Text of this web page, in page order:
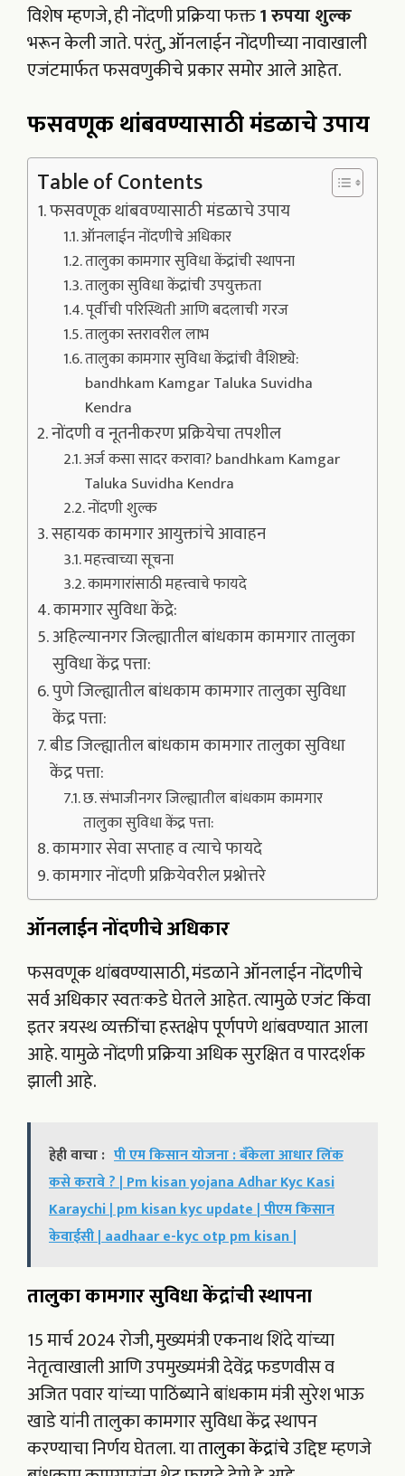
विशेष म्हणजे, ही नोंदणी प्रक्रिया फक्त1 रुपया शुल्क
भरून केली जाते. परंतु, ऑनलाईन नोंदणीच्या नावाखाली
एजंटमार्फत फसवणुकीचे प्रकार समोर आले आहेत.
फसवणूक थांबवण्यासाठी मंडळाचे उपाय
Table of Contents
फसवणूक थांबवण्यासाठी मंडळाचे उपाय
ऑनलाईन नोंदणीचे अधिकार
तालुका कामगार सुविधा केंद्रांची स्थापना
तालुका सुविधा केंद्रांची उपयुक्तता
पूर्वीची परिस्थिती आणि बदलाची गरज
तालुका स्तरावरील लाभ
तालुका कामगार सुविधा केंद्रांची वैशिष्ट्ये:
bandhkam Kamgar Taluka Suvidha
Kendra
नोंदणी व नूतनीकरण प्रक्रियेचा तपशील
अर्ज कसा सादर करावा? bandhkam Kamgar
Taluka Suvidha Kendra
नोंदणी शुल्क
सहायक कामगार आयुक्तांचे आवाहन
महत्त्वाच्या सूचना
कामगारांसाठी महत्त्वाचे फायदे
कामगार सुविधा केंद्रे:
अहिल्यानगर जिल्ह्यातील बांधकाम कामगार तालुका
सुविधा केंद्र पत्ता:
पुणे जिल्ह्यातील बांधकाम कामगार तालुका सुविधा
केंद्र पत्ता:
बीड जिल्ह्यातील बांधकाम कामगार तालुका सुविधा
केंद्र पत्ता:
छ. संभाजीनगर जिल्ह्यातील बांधकाम कामगार
तालुका सुविधा केंद्र पत्ता:
कामगार सेवा सप्ताह व त्याचे फायदे
कामगार नोंदणी प्रक्रियेवरील प्रश्नोत्तरे
ऑनलाईन नोंदणीचे अधिकार
फसवणूक थांबवण्यासाठी, मंडळाने ऑनलाईन नोंदणीचे
सर्व अधिकार स्वतःकडे घेतले आहेत. त्यामुळे एजंट किंवा
इतर त्रयस्थ व्यक्तींचा हस्तक्षेप पूर्णपणे थांबवण्यात आला
आहे. यामुळे नोंदणी प्रक्रिया अधिक सुरक्षित व पारदर्शक
झाली आहे.
हेही वाचा : पी एम किसान योजना : बँकेला आधार लिंक
कसे करावे ? | Pm kisan yojana Adhar Kyc Kasi
Karaychi | pm kisan kyc update | पीएम किसान
केवाईसी | aadhaar e-kyc otp pm kisan |
तालुका कामगार सुविधा केंद्रांची स्थापना
15 मार्च 2024 रोजी, मुख्यमंत्री एकनाथ शिंदे यांच्या
नेतृत्वाखाली आणि उपमुख्यमंत्री देवेंद्र फडणवीस व
अजित पवार यांच्या पाठिंब्याने बांधकाम मंत्री सुरेश भाऊ
खाडे यांनी तालुका कामगार सुविधा केंद्र स्थापन
करण्याचा निर्णय घेतला. यातालुका केंद्रांचेउद्दिष्ट म्हणजे